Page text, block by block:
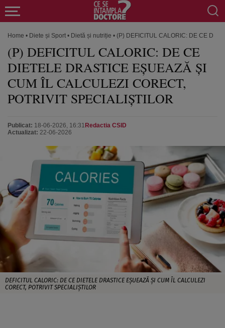
Home • Diete și Sport • Dietă și nutriție • (P) DEFICITUL CALORIC: DE CE
(P) DEFICITUL CALORIC: DE CE
DIETELE DRASTICE EȘUEAZĂ ȘI
CUM ÎL CALCULEZI CORECT,
POTRIVIT SPECIALIȘTILOR
Publicat: 18-06-2026, 16:31
Actualizat: 22-06-2026
Redactia CSID
DEFICITUL CALORIC: DE CE DIETELE DRASTICE EȘUEAZĂ ȘI CUM ÎL CALCULEZI
CORECT, POTRIVIT SPECIALIȘTILOR